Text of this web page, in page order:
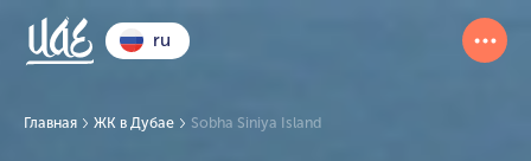
ru
Главная ЖК в Дубае Sobha Siniya Island